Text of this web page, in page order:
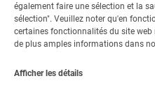
© Copyright KAUP GmbH & Co. KG
Code de conduite
Mentions
Conditions générales
Clause
également faire une sélection et la
sélection". Veuillez noter qu'en
certaines fonctionnalités du site
de plus amples informations dans
Afficher les détails